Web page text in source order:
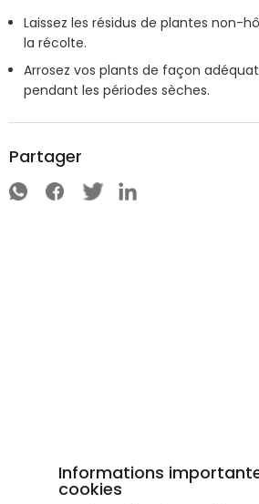
Laissez les résidus de plantes non-
la récolte.
Arrosez vos plants de façon
pendant les périodes sèches.
Partager
Informations
cookies